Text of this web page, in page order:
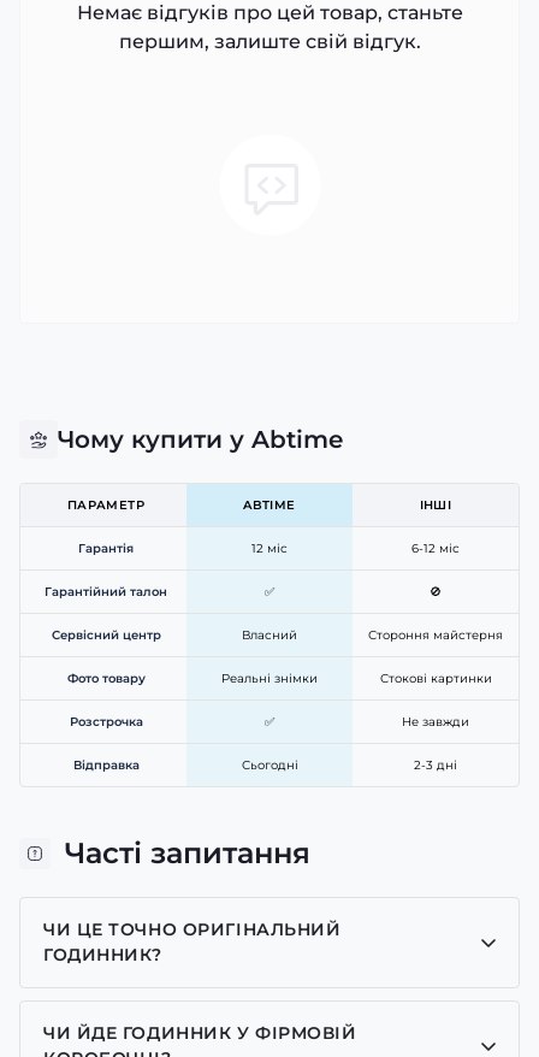
Немає відгуків про цей товар, станьте
першим, залиште свій відгук.
Чому купити у Abtime
ПАРАМЕТР ABTIME ІНШІ
Гарантія 12 міс 6-12 міс
Гарантійний талон ✅ 🚫
Сервісний центр Власний Стороння майстерня
Фото товару Реальні знімки Стокові картинки
Розстрочка ✅ Не завжди
Відправка Сьогодні 2-3 дні
Часті запитання
ЧИ ЦЕ ТОЧНО ОРИГІНАЛЬНИЙ
ГОДИННИК?
Так, усі годинники у нас лише оригінальні, ми є
представником багатьох брендів.
ЧИ ЙДЕ ГОДИННИК У ФІРМОВІЙ